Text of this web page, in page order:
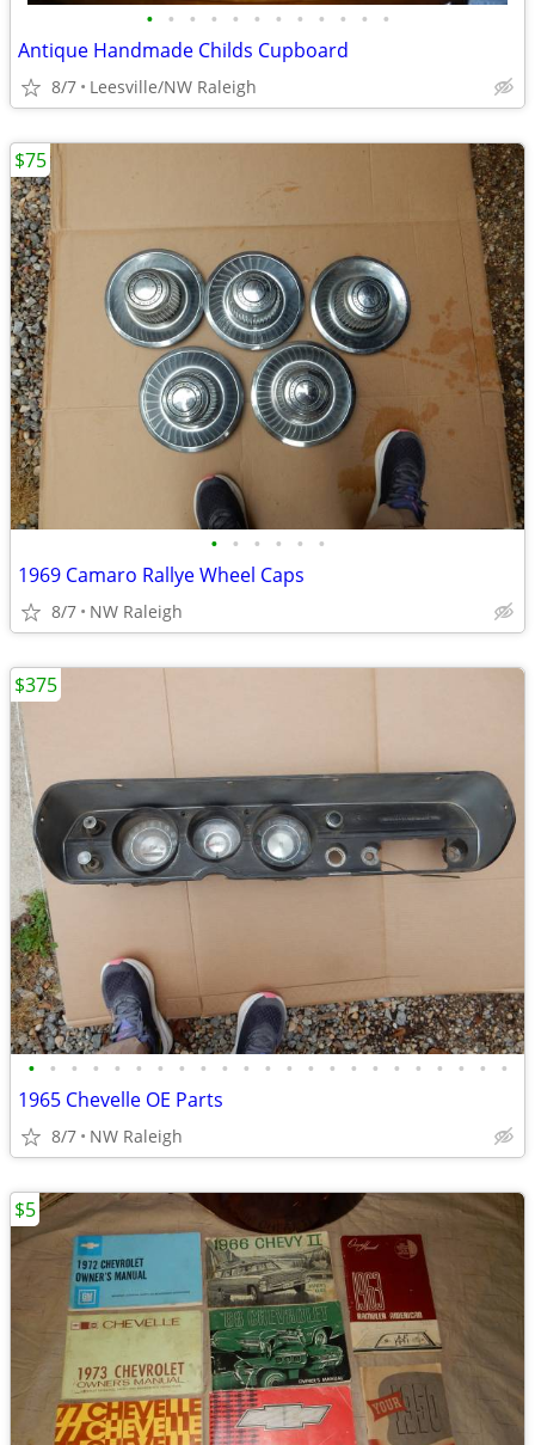
• • • • • • • • • • • •
Antique Handmade Childs Cupboard
8/7 Leesville/NW Raleigh
• • • • • •
1969 Camaro Rallye Wheel Caps
8/7 NW Raleigh
$75
• • • • • • • • • • • • • • • • • • • • • • •
1965 Chevelle OE Parts
8/7 NW Raleigh
$375
$5